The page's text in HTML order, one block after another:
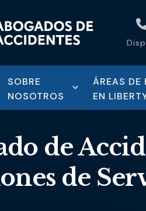
SOBRE
NOSOTROS
ÁREAS DE
EN
de
de